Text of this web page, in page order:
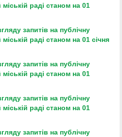
раді станом на 01
запитів на публічну
раді станом на 01 січня
запитів на публічну
раді станом на 01
запитів на публічну
раді станом на 01
запитів на публічну